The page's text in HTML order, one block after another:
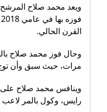
ويعد محمد صلاح المرشح
القرن الحالي.
وحال فوز محمد صلاح
مرات، حيث سبق وأن توج بها
رايس، وكول بالمر لاعب